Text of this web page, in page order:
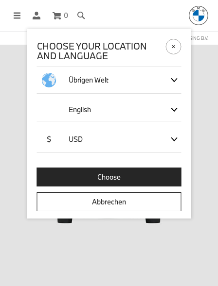
0
OFFICIAL BMW LIFESTYLE SHOP OPERATED BY STICHD SPORTMERCHANDISING B.V.
CHOOSE YOUR LOCATION
AND LANGUAGE
Übrigen Welt
English
$ USD
Choose
Abbrechen